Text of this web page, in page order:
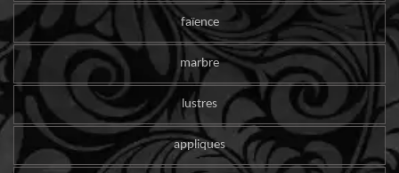
faïence
marbre
lustres
appliques